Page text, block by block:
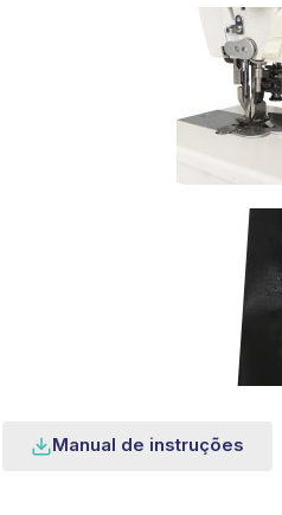
Manual de instruções